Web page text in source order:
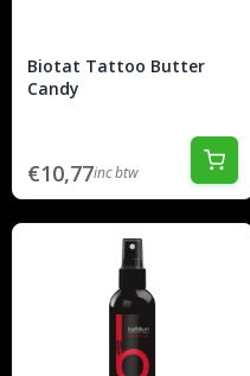
Biotat Tattoo Butter
Candy
€10,77inc btw